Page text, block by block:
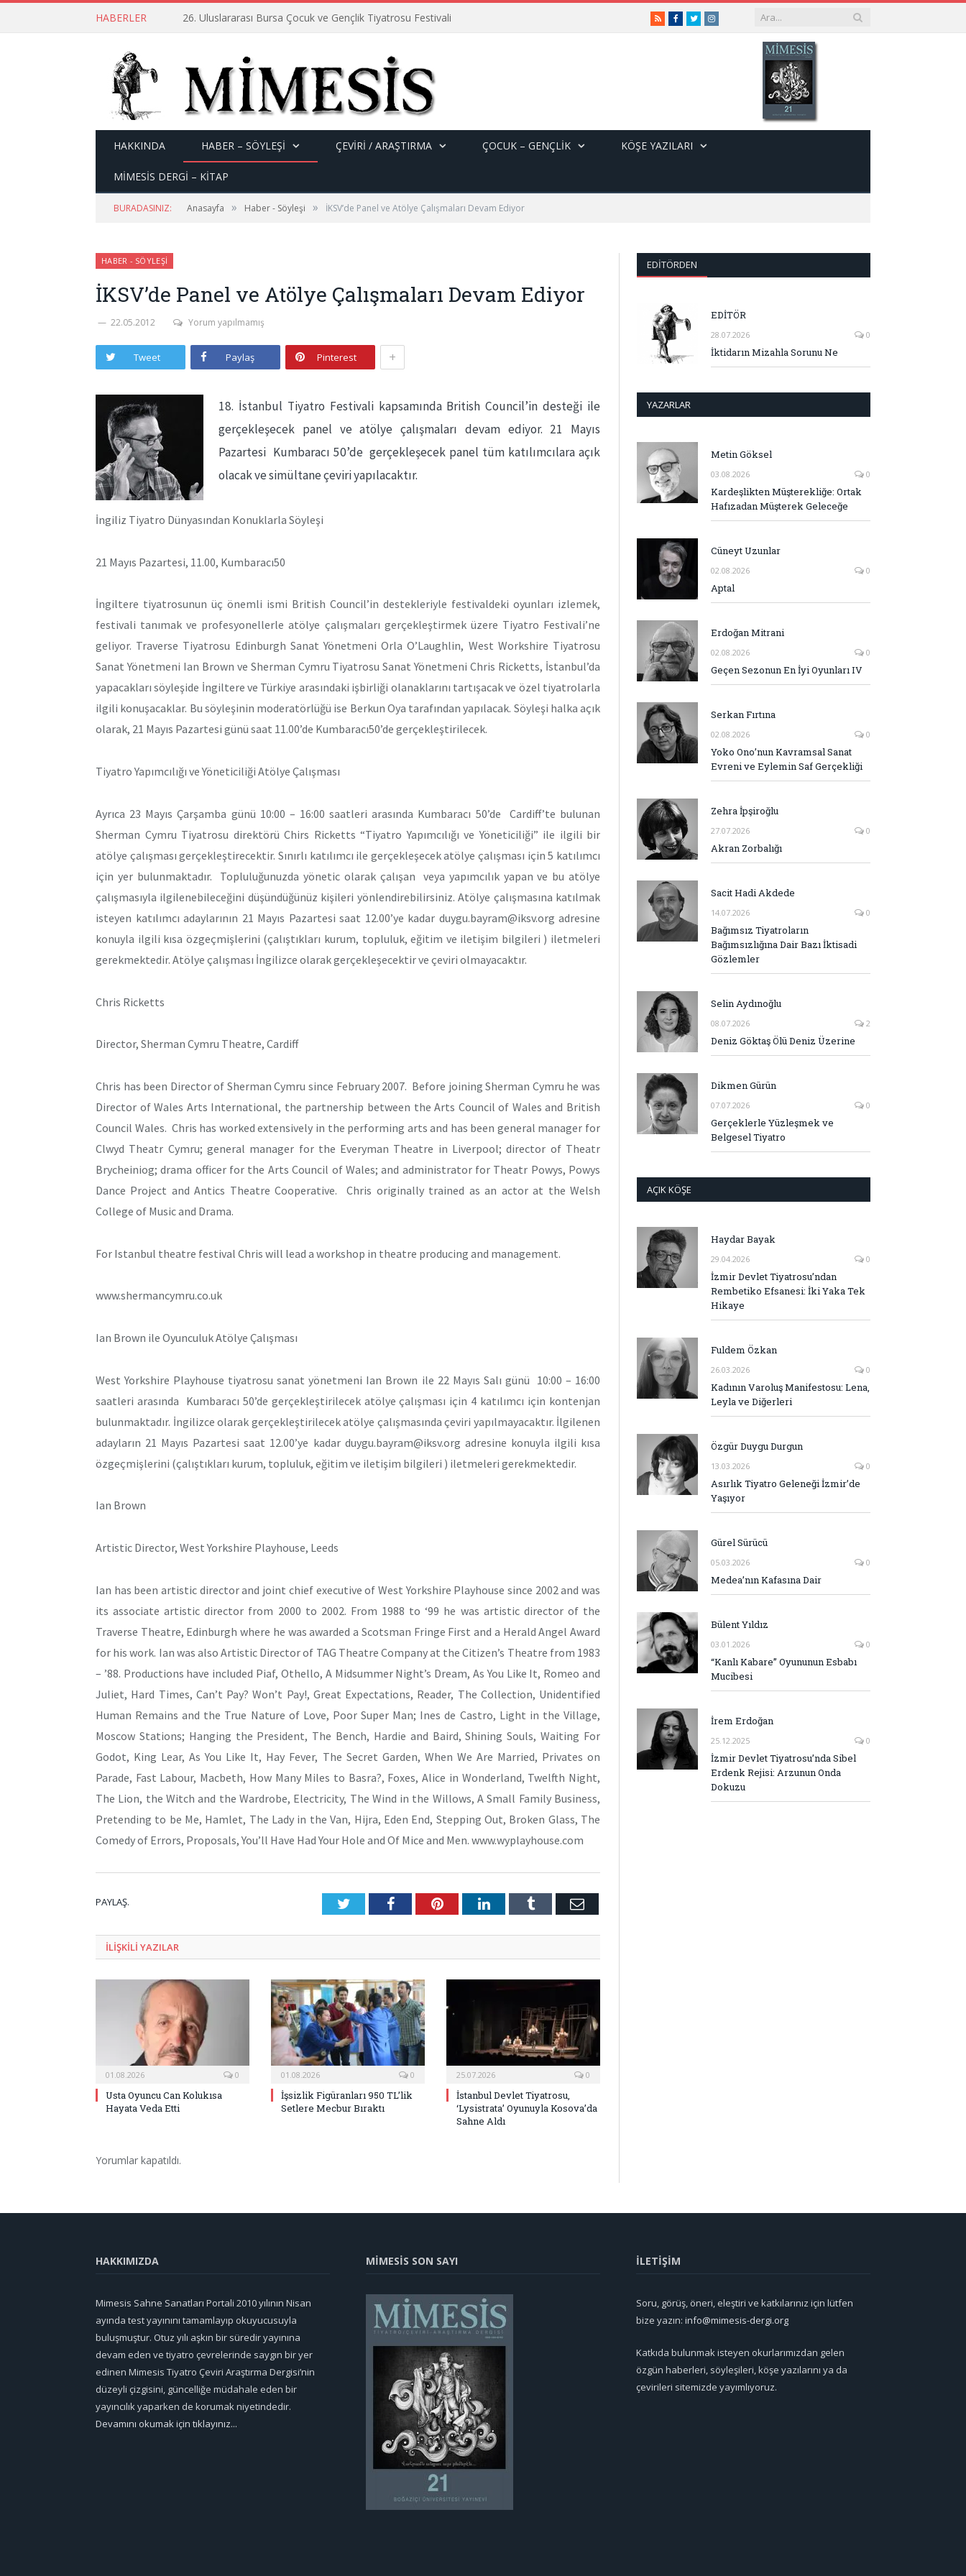
HABERLER 26. Uluslararası Bursa Çocuk ve Gençlik Tiyatrosu Festivali RSSFacebook
TwitterInstagram
HAKKINDA HABER – SÖYLEŞI ÇEVİRİ / ARAŞTIRMA ÇOCUK – GENÇLIK KÖŞE YAZILARI
MİMESİS DERGİ – KİTAP
BURADASINIZ: Anasayfa » Haber - Söyleşi » İKSV’de Panel ve Atölye Çalışmaları Devam Ediyor
HABER - SÖYLEŞI
İKSV’de Panel ve Atölye Çalışmaları Devam Ediyor
22.05.2012 Yorum yapılmamış
Tweet Paylaş Pinterest +
18. İstanbul Tiyatro Festivali kapsamında British Council’in desteği ile
gerçekleşecek panel ve atölye çalışmaları devam ediyor. 21 Mayıs
Pazartesi Kumbaracı 50’de gerçekleşecek panel tüm katılımcılara açık
olacak ve simültane çeviri yapılacaktır.
İngiliz Tiyatro Dünyasından Konuklarla Söyleşi
21 Mayıs Pazartesi, 11.00, Kumbaracı50
İngiltere tiyatrosunun üç önemli ismi British Council’in destekleriyle festivaldeki oyunları izlemek,
festivali tanımak ve profesyonellerle atölye çalışmaları gerçekleştirmek üzere Tiyatro Festivali’ne
geliyor. Traverse Tiyatrosu Edinburgh Sanat Yönetmeni Orla O’Laughlin, West Workshire Tiyatrosu
Sanat Yönetmeni Ian Brown ve Sherman Cymru Tiyatrosu Sanat Yönetmeni Chris Ricketts, İstanbul’da
yapacakları söyleşide İngiltere ve Türkiye arasındaki işbirliği olanaklarını tartışacak ve özel tiyatrolarla
ilgili konuşacaklar. Bu söyleşinin moderatörlüğü ise Berkun Oya tarafından yapılacak. Söyleşi halka açık
olarak, 21 Mayıs Pazartesi günü saat 11.00’de Kumbaracı50’de gerçekleştirilecek.
Tiyatro Yapımcılığı ve Yöneticiliği Atölye Çalışması
Ayrıca 23 Mayıs Çarşamba günü 10:00 – 16:00 saatleri arasında Kumbaracı 50’de Cardiff’te bulunan
Sherman Cymru Tiyatrosu direktörü Chirs Ricketts “Tiyatro Yapımcılığı ve Yöneticiliği” ile ilgili bir
atölye çalışması gerçekleştirecektir. Sınırlı katılımcı ile gerçekleşecek atölye çalışması için 5 katılımcı
için yer bulunmaktadır. Topluluğunuzda yönetic olarak çalışan veya yapımcılık yapan ve bu atölye
çalışmasıyla ilgilenebileceğini düşündüğünüz kişileri yönlendirebilirsiniz. Atölye çalışmasına katılmak
isteyen katılımcı adaylarının 21 Mayıs Pazartesi saat 12.00’ye kadar duygu.bayram@iksv.org adresine
konuyla ilgili kısa özgeçmişlerini (çalıştıkları kurum, topluluk, eğitim ve iletişim bilgileri ) iletmeleri
gerekmektedir. Atölye çalışması İngilizce olarak gerçekleşecektir ve çeviri olmayacaktır.
Chris Ricketts
Director, Sherman Cymru Theatre, Cardiff
Chris has been Director of Sherman Cymru since February 2007. Before joining Sherman Cymru he was
Director of Wales Arts International, the partnership between the Arts Council of Wales and British
Council Wales. Chris has worked extensively in the performing arts and has been general manager for
Clwyd Theatr Cymru; general manager for the Everyman Theatre in Liverpool; director of Theatr
Brycheiniog; drama officer for the Arts Council of Wales; and administrator for Theatr Powys, Powys
Dance Project and Antics Theatre Cooperative. Chris originally trained as an actor at the Welsh
College of Music and Drama.
For Istanbul theatre festival Chris will lead a workshop in theatre producing and management.
www.shermancymru.co.uk
Ian Brown ile Oyunculuk Atölye Çalışması
West Yorkshire Playhouse tiyatrosu sanat yönetmeni Ian Brown ile 22 Mayıs Salı günü 10:00 – 16:00
saatleri arasında Kumbaracı 50’de gerçekleştirilecek atölye çalışması için 4 katılımcı için kontenjan
bulunmaktadır. İngilizce olarak gerçekleştirilecek atölye çalışmasında çeviri yapılmayacaktır. İlgilenen
adayların 21 Mayıs Pazartesi saat 12.00’ye kadar duygu.bayram@iksv.org adresine konuyla ilgili kısa
özgeçmişlerini (çalıştıkları kurum, topluluk, eğitim ve iletişim bilgileri ) iletmeleri gerekmektedir.
Ian Brown
Artistic Director, West Yorkshire Playhouse, Leeds
Ian has been artistic director and joint chief executive of West Yorkshire Playhouse since 2002 and was
its associate artistic director from 2000 to 2002. From 1988 to ‘99 he was artistic director of the
Traverse Theatre, Edinburgh where he was awarded a Scotsman Fringe First and a Herald Angel Award
for his work. Ian was also Artistic Director of TAG Theatre Company at the Citizen’s Theatre from 1983
– ’88. Productions have included Piaf, Othello, A Midsummer Night’s Dream, As You Like It, Romeo and
Juliet, Hard Times, Can’t Pay? Won’t Pay!, Great Expectations, Reader, The Collection, Unidentified
Human Remains and the True Nature of Love, Poor Super Man; Ines de Castro, Light in the Village,
Moscow Stations; Hanging the President, The Bench, Hardie and Baird, Shining Souls, Waiting For
Godot, King Lear, As You Like It, Hay Fever, The Secret Garden, When We Are Married, Privates on
Parade, Fast Labour, Macbeth, How Many Miles to Basra?, Foxes, Alice in Wonderland, Twelfth Night,
The Lion, the Witch and the Wardrobe, Electricity, The Wind in the Willows, A Small Family Business,
Pretending to be Me, Hamlet, The Lady in the Van, Hijra, Eden End, Stepping Out, Broken Glass, The
Comedy of Errors, Proposals, You’ll Have Had Your Hole and Of Mice and Men. www.wyplayhouse.com
PAYLAŞ. TwitterFacebookPinterestLinkedInTumblr E-
ILIŞKILI YAZILAR
01.08.2026 0
Usta Oyuncu Can Kolukısa
Hayata Veda Etti
01.08.2026 0
İşsizlik Figüranları 950 TL’lik
Setlere Mecbur Bıraktı
25.07.2026 0
İstanbul Devlet Tiyatrosu,
‘Lysistrata’ Oyunuyla Kosova’da
Sahne Aldı
Yorumlar kapatıldı.
EDITÖRDEN
EDİTÖR
28.07.2026 0
İktidarın Mizahla Sorunu Ne
YAZARLAR
Metin Göksel
03.08.2026 0
Kardeşlikten Müşterekliğe: Ortak
Hafızadan Müşterek Geleceğe
Cüneyt Uzunlar
02.08.2026 0
Aptal
Erdoğan Mitrani
02.08.2026 0
Geçen Sezonun En İyi Oyunları IV
Serkan Fırtına
02.08.2026 0
Yoko Ono’nun Kavramsal Sanat
Evreni ve Eylemin Saf Gerçekliği
Zehra İpşiroğlu
27.07.2026 0
Akran Zorbalığı
Sacit Hadi Akdede
14.07.2026 0
Bağımsız Tiyatroların
Bağımsızlığına Dair Bazı İktisadi
Gözlemler
Selin Aydınoğlu
08.07.2026 2
Deniz Göktaş Ölü Deniz Üzerine
Dikmen Gürün
07.07.2026 0
Gerçeklerle Yüzleşmek ve
Belgesel Tiyatro
AÇIK KÖŞE
Haydar Bayak
29.04.2026 0
İzmir Devlet Tiyatrosu’ndan
Rembetiko Efsanesi: İki Yaka Tek
Hikaye
Fuldem Özkan
26.03.2026 0
Kadının Varoluş Manifestosu: Lena,
Leyla ve Diğerleri
Özgür Duygu Durgun
13.03.2026 0
Asırlık Tiyatro Geleneği İzmir’de
Yaşıyor
Gürel Sürücü
05.03.2026 0
Medea’nın Kafasına Dair
Bülent Yıldız
03.01.2026 0
“Kanlı Kabare” Oyununun Esbabı
Mucibesi
İrem Erdoğan
25.12.2025 0
İzmir Devlet Tiyatrosu’nda Sibel
Erdenk Rejisi: Arzunun Onda
Dokuzu
HAKKIMIZDA
Mimesis Sahne Sanatları Portali 2010 yılının Nisan
ayında test yayınını tamamlayıp okuyucusuyla
buluşmuştur. Otuz yılı aşkın bir süredir yayınına
devam eden ve tiyatro çevrelerinde saygın bir yer
edinen Mimesis Tiyatro Çeviri Araştırma Dergisi’nin
düzeyli çizgisini, güncelliğe müdahale eden bir
yayıncılık yaparken de korumak niyetindedir.
Devamını okumak için tıklayınız...
MİMESİS SON SAYI İLETİŞİM
Soru, görüş, öneri, eleştiri ve katkılarınız için lütfen
bize yazın: info@mimesis-dergi.org
Katkıda bulunmak isteyen okurlarımızdan gelen
özgün haberleri, söyleşileri, köşe yazılarını ya da
çevirileri sitemizde yayımlıyoruz.